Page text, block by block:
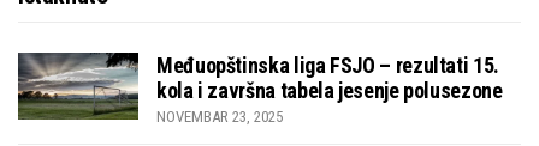
Međuopštinska liga FSJO – rezultati 15.
kola i završna tabela jesenje polusezone
NOVEMBAR 23, 2025